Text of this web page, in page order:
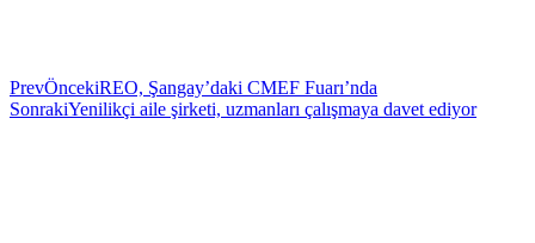
PrevÖncekiREO, Şangay’daki CMEF Fuarı’nda
SonrakiYenilikçi aile şirketi, uzmanları çalışmaya davet ediyor